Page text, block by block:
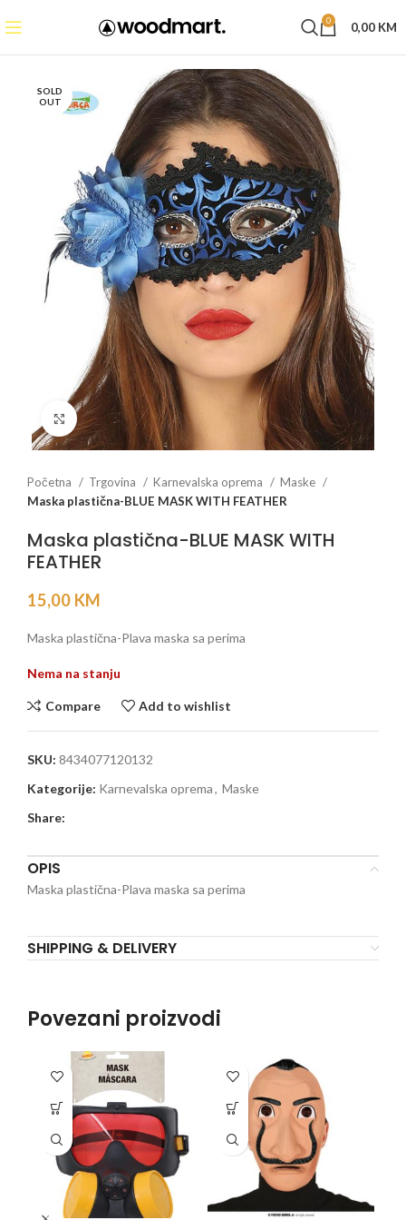
0 0,00 KM
SOLD
OUT
Click to enlarge
Početna Trgovina Karnevalska oprema
Maske
Maska plastična-BLUE MASK WITH FEATHER
Maska plastična-BLUE MASK WITH
FEATHER
15,00 KM
Maska plastična-Plava maska sa perima
Nema na stanju
Compare Add to wishlist
SKU: 8434077120132
Kategorije: Karnevalska oprema, Maske
Share:
OPIS
Maska plastična-Plava maska sa perima
SHIPPING & DELIVERY
Povezani proizvodi